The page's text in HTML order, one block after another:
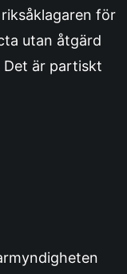
för
utan åtgärd
är partiskt